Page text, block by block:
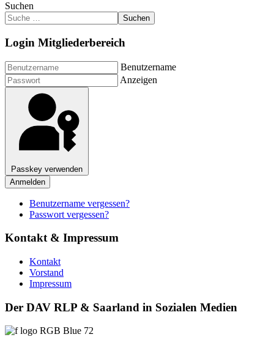
Suchen
Suchen
Login Mitgliederbereich
Benutzername
Anzeigen
Passkey verwenden
Anmelden
Benutzername vergessen?
Passwort vergessen?
Kontakt & Impressum
Kontakt
Vorstand
Impressum
Der DAV RLP & Saarland in Sozialen Medien